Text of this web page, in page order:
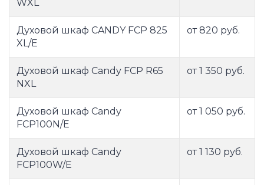
WXL
Духовой шкаф CANDY FCP 825
XL/E
от 820 руб.
Духовой шкаф Candy FCP R65
NXL
от 1 350 руб.
Духовой шкаф Candy
FCP100N/E
от 1 050 руб.
Духовой шкаф Candy
FCP100W/E
от 1 130 руб.